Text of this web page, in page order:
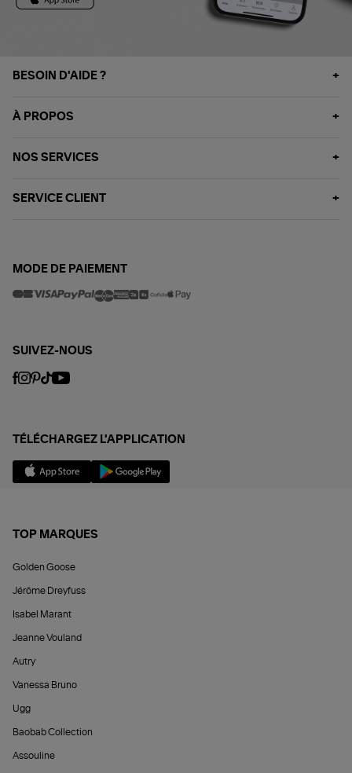
BESOIN D'AIDE ?
À PROPOS
NOS SERVICES
SERVICE CLIENT
MODE DE PAIEMENT
SUIVEZ-NOUS
TÉLÉCHARGEZ L'APPLICATION
TOP MARQUES
Golden Goose
Jérôme Dreyfuss
Isabel Marant
Jeanne Vouland
Autry
Vanessa Bruno
Ugg
Baobab Collection
Assouline